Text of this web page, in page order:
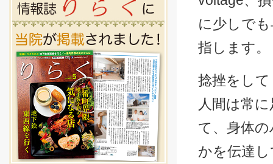
に少しで
指します。
捻挫をし
人間は常
て、身体
かを伝達